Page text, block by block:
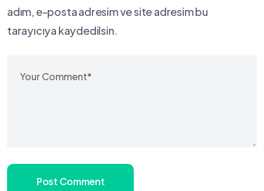
adım, e-posta adresim ve site adresim bu
tarayıcıya kaydedilsin.
Post Comment